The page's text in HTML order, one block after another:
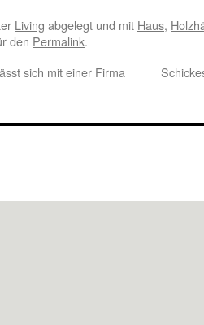
Living abgelegt und mit Haus,
den Permalink.
sich mit einer Firma